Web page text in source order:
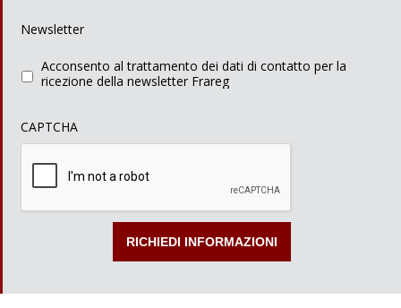
Newsletter
Acconsento al trattamento dei dati di contatto per la
ricezione della newsletter Frareg
CAPTCHA